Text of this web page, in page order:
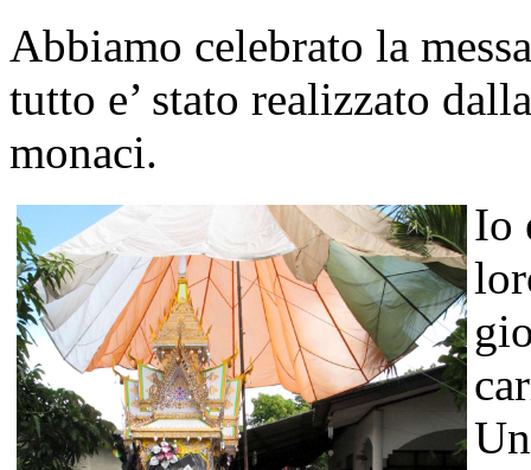
Abbiamo celebrato la
tutto e’ stato realizzato
monaci.
Io